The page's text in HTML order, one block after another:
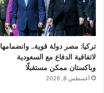
تركيا: مصر دولة قوية.. وانضمامها
لاتفاقية الدفاع مع السعودية
وباكستان ممكن مستقبلًا
أغسطس 8, 2026